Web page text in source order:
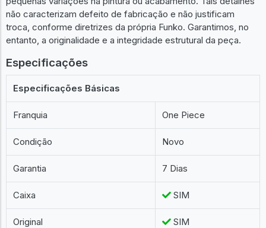
não caracterizam defeito de fabricação e não justificam
troca, conforme diretrizes da própria Funko. Garantimos, no
entanto, a originalidade e a integridade estrutural da peça.
Especificações
Especificações Básicas
Franquia One Piece
Condição Novo
Garantia 7 Dias
Caixa SIM
Original SIM